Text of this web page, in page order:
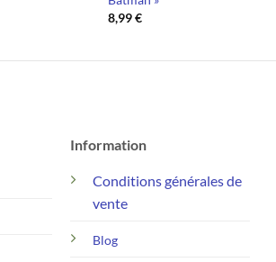
8,99€
Information
Conditions générales de
vente
Blog